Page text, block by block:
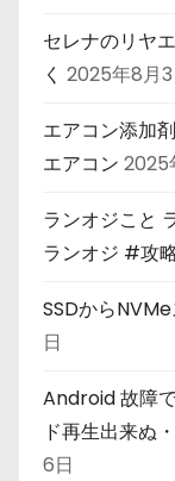
セレナのリヤ
く 2025年8月3
エアコン添加
エアコン 2025
ランオジこと
ランオジ #攻
SSDから
日
Android 故障
ド再生出来
6日